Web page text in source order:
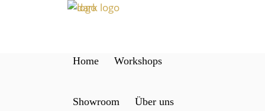
Home Workshops
Showroom Über uns